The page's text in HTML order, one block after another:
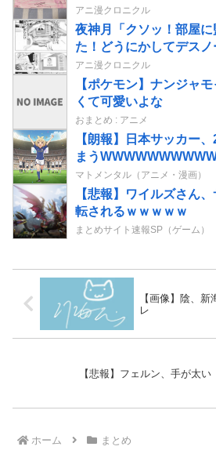
アニ漫クロニクル
夜神月「クソッ！部屋
た！どうにかしてデス
や！」→結果
アニ漫クロニクル
【ポケモン】ナンジャ
くて可愛いよな
おまとめ : アニメ
【朗報】日本サッカー
まう
マトメンタル（アニメ・漫画）
【悲報】ワイルズさん
転されるｗｗｗｗｗ
まとめサイト速報SP（ゲーム）
【画像】陰、
レ
【悲報】フェルン、手が太い
ホーム まとめ